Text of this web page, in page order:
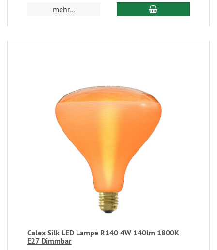
mehr...
Calex Silk LED Lampe R140 4W 140lm 1800K
E27 Dimmbar